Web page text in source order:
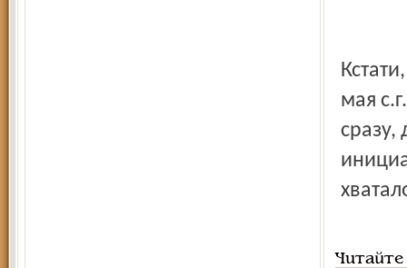
мая
сразу,